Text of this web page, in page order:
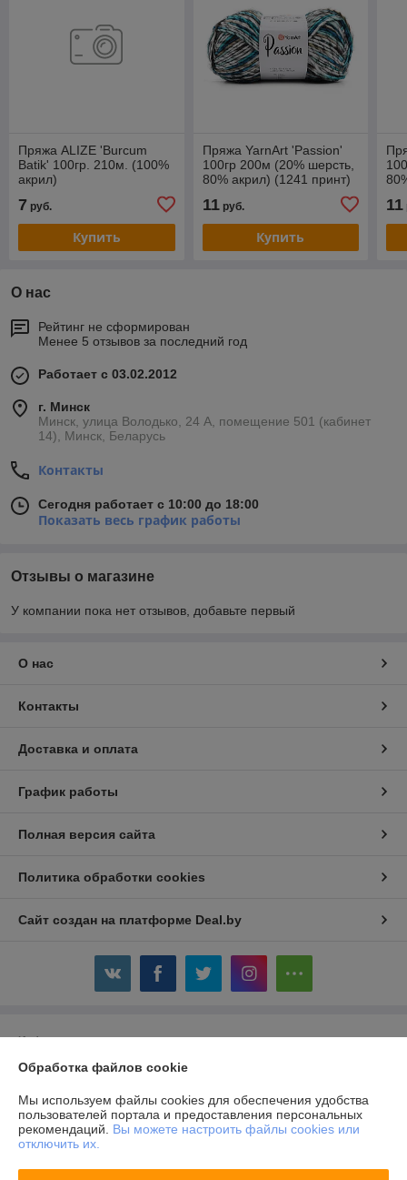
Пряжа ALIZE 'Burcum
Batik' 100гр. 210м. (100%
акрил)
7 руб.
Купить
Пряжа YarnArt 'Passion'
100гр 200м (20% шерсть,
80% акрил) (1241 принт)
11руб.
Купить
11
О нас
Рейтинг не сформирован
Менее 5 отзывов за последний год
Работает с 03.02.2012
г. Минск
Минск, улица Володько, 24 А, помещение 501 (кабинет
14), Минск, Беларусь
Контакты
Сегодня работает с 10:00 до 18:00
Показать весь график работы
Отзывы о магазине
У компании пока нет отзывов, добавьте первый
О нас
Контакты
Доставка и оплата
График работы
Полная версия сайта
Политика обработки cookies
Сайт создан на платформе Deal.by
Информация для покупателя
Юридическое лицо:Общество с ограниченной ответственностью
220007, г.Минск, ул.Володько, д.24А, пом.501, каб.14
Регистрационный номер ЕГР: 690856291
Обработка файлов cookie
Мы используем файлы cookies для обеспечения удобства
пользователей портала и предоставления персональных
рекомендаций. Вы можете настроить файлы cookies или
отключить их.